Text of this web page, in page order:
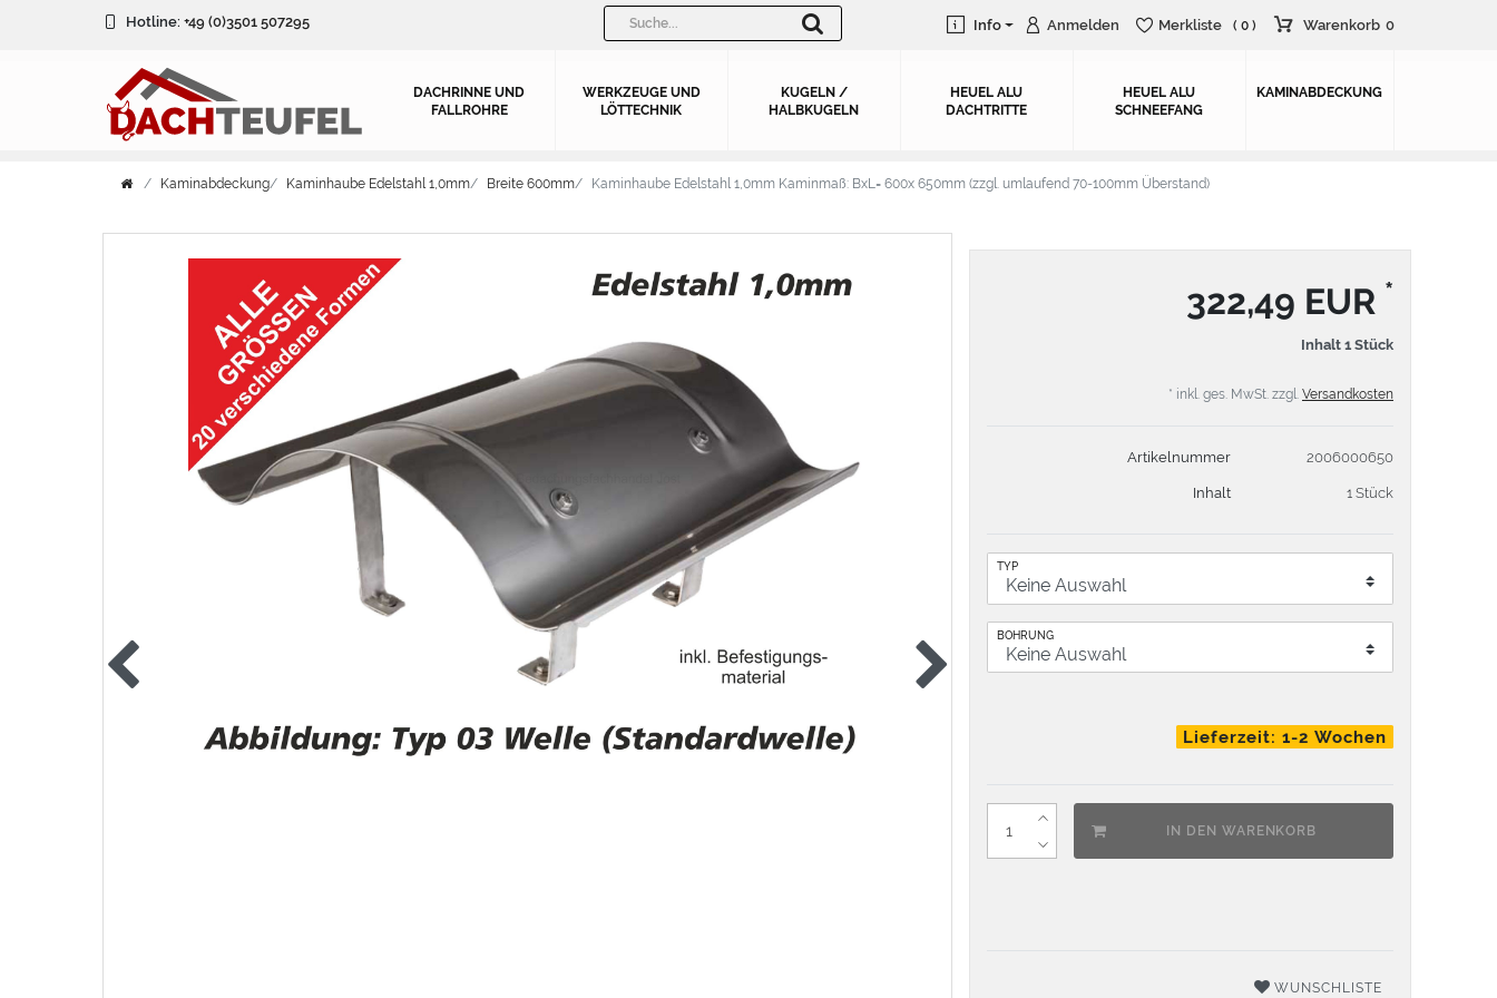
Hotline: +49 (0)3501 507295 Info Anmelden Merkliste ( 0 ) Warenkorb 0
DACHRINNE UND
FALLROHRE
WERKZEUGE UND
LÖTTECHNIK
KUGELN /
HALBKUGELN
HEUEL ALU
DACHTRITTE
HEUEL ALU
SCHNEEFANG
KAMINABDECKUNG
Kaminabdeckung Kaminhaube Edelstahl 1,0mm Breite 600mm Kaminhaube Edelstahl 1,0mm Kaminmaß: BxL= 600x 650mm (zzgl. umlaufend 70-100mm Überstand)
322,49 EUR *
Inhalt 1 Stück
* inkl. ges. MwSt. zzgl. Versandkosten
Artikelnummer 2006000650
Inhalt 1 Stück
TYP
BOHRUNG
Lieferzeit: 1-2 Wochen
IN DEN WARENKORB
WUNSCHLISTE